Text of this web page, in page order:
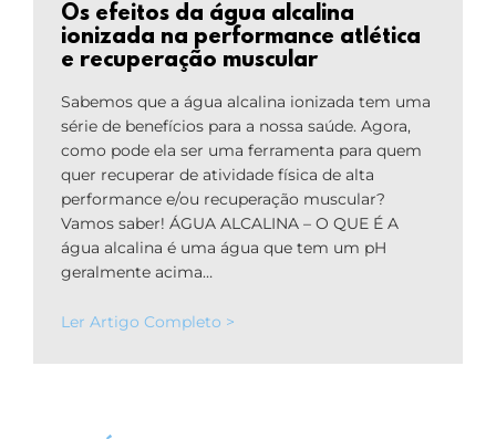
Os efeitos da água alcalina
ionizada na performance atlética
e recuperação muscular
Sabemos que a água alcalina ionizada tem uma
série de benefícios para a nossa saúde. Agora,
como pode ela ser uma ferramenta para quem
quer recuperar de atividade física de alta
performance e/ou recuperação muscular?
Vamos saber! ÁGUA ALCALINA – O QUE É A
água alcalina é uma água que tem um pH
geralmente acima…
Ler Artigo Completo >